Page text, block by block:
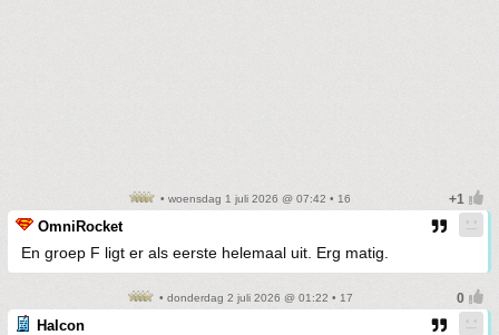
• woensdag 1 juli 2026 @ 07:42 • 16
OmniRocket
En groep F ligt er als eerste helemaal uit. Erg matig.
• donderdag 2 juli 2026 @ 01:22 • 17
Halcon